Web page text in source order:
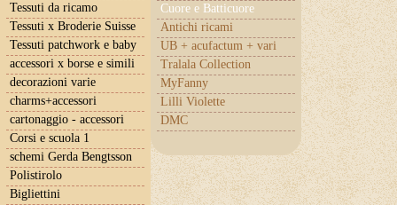
Cuore e Batticuore
Antichi ricami
UB + acufactum + vari
Tralala Collection
MyFanny
Lilli Violette
DMC
Tessuti da ricamo
Tessuti x Broderie Suisse
Tessuti patchwork e baby
accessori x borse e simili
decorazioni varie
charms+accessori
cartonaggio - accessori
Corsi e scuola 1
schemi Gerda Bengtsson
Polistirolo
Bigliettini